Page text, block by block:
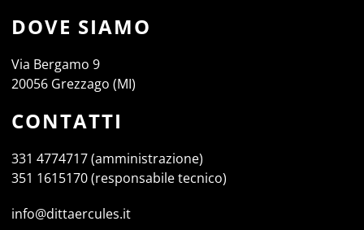
DOVE SIAMO
Via Bergamo 9
20056 Grezzago (MI)
CONTATTI
331 4774717 (amministrazione)
351 1615170 (responsabile tecnico)
info@dittaercules.it